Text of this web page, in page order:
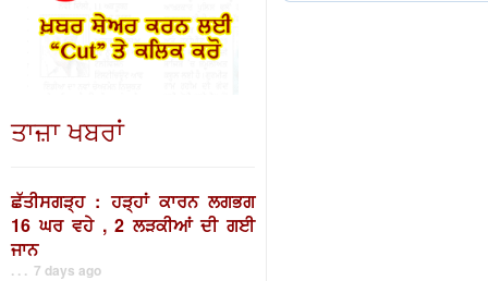
ਤਾਜ਼ਾ ਖਬਰਾਂ
ਛੱਤੀਸਗੜ੍ਹ : ਹੜ੍ਹਾਂ ਕਾਰਨ ਲਗਭਗ
16 ਘਰ ਵਹੇ , 2 ਲੜਕੀਆਂ ਦੀ ਗਈ
ਜਾਨ
. . . 7 days ago